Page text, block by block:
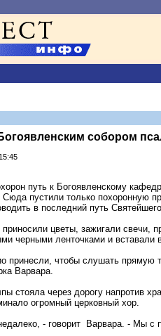
собором
путь к Богоявленскому
Сюда пустили только похоронную
в последний путь Святейшего
цветы, зажигали свечи,
черными ленточками и вставали
принесли, чтобы слушать прямую
Варвара.
стояла через дорогу напротив
огромный церковный хор.
- говорит Варвара. - Мы с